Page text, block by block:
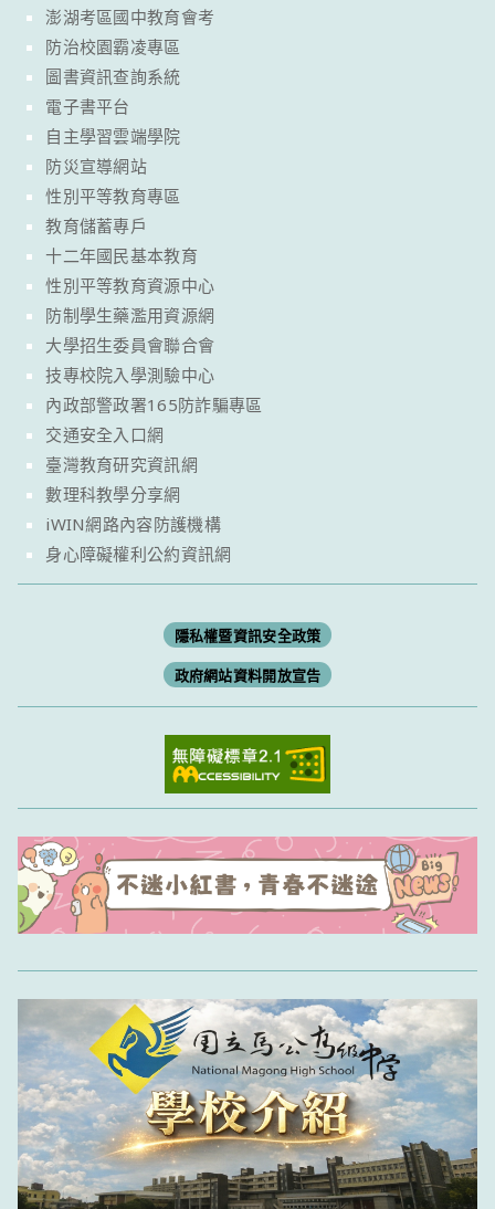
澎湖考區國中教育會考
防治校園霸凌專區
圖書資訊查詢系統
電子書平台
自主學習雲端學院
防災宣導網站
性別平等教育專區
教育儲蓄專戶
十二年國民基本教育
性別平等教育資源中心
防制學生藥濫用資源網
大學招生委員會聯合會
技專校院入學測驗中心
內政部警政署165防詐騙專區
交通安全入口網
臺灣教育研究資訊網
數理科教學分享網
iWIN網路內容防護機構
身心障礙權利公約資訊網
隱私權暨資訊安全政策
政府網站資料開放宣告